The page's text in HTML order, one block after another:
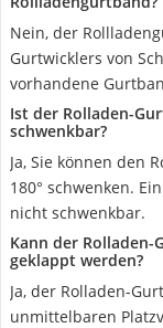
Nein, der
Gurtwicklers von
vorhandene
Ist der Rolladen-
schwenkbar?
Ja, Sie können den
180° schwenken.
nicht schwenkbar.
Kann der Rolladen-
geklappt werden?
Ja, der Rolladen-
unmittelbaren